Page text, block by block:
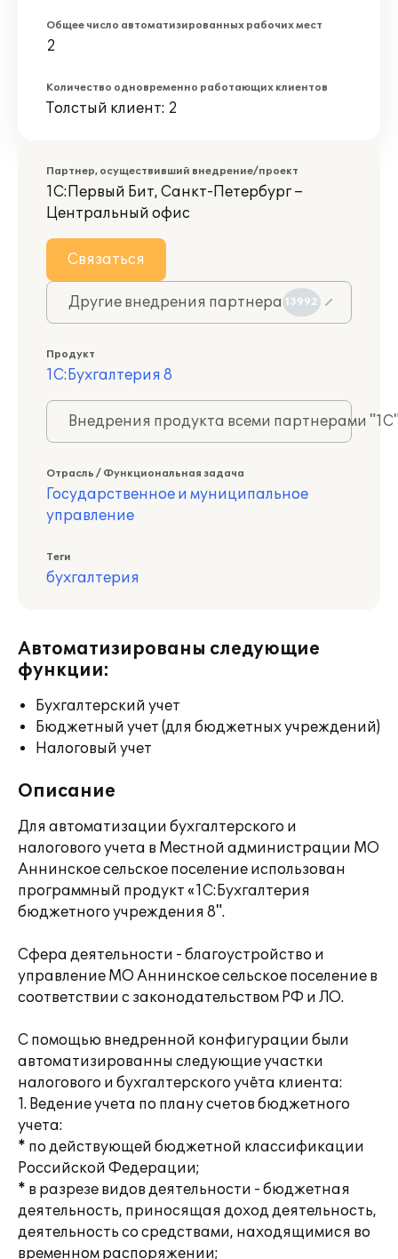
Общее число автоматизированных рабочих мест
2
Количество одновременно работающих клиентов
Толстый клиент: 2
Партнер, осуществивший внедрение/проект
1С:Первый Бит, Санкт-Петербург –
Центральный офис
Связаться
Другие внедрения партнера 13992
Продукт
1С:Бухгалтерия 8
Внедрения продукта всеми партнерами
Отрасль / Функциональная задача
Государственное и муниципальное
управление
Теги
бухгалтерия
Автоматизированы следующие
функции:
Бухгалтерский учет
Бюджетный учет (для бюджетных учреждений)
Налоговый учет
Описание
Для автоматизации бухгалтерского и
налогового учета в Местной администрации МО
Аннинское сельское поселение использован
программный продукт «1С:Бухгалтерия
бюджетного учреждения 8".
Сфера деятельности - благоустройство и
управление МО Аннинское сельское поселение в
соответствии с законодательством РФ и ЛО.
С помощью внедренной конфигурации были
автоматизированны следующие участки
налогового и бухгалтерского учёта клиента:
1. Ведение учета по плану счетов бюджетного
учета:
* по действующей бюджетной классификации
Российской Федерации;
* в разрезе видов деятельности - бюджетная
деятельность, приносящая доход деятельность,
деятельность со средствами, находящимися во
временном распоряжении;